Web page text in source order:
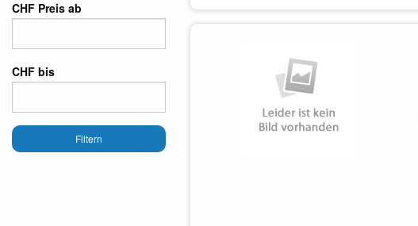
CHF Preis ab
CHF bis
Filtern